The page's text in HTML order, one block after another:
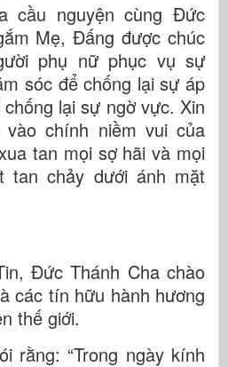
cầu nguyện cùng Đức
Mẹ, Đấng được chúc
phụ nữ phục vụ sự
sóc để chống lại sự áp
lại sự ngờ vực. Xin
chính niềm vui của
tan mọi sợ hãi và mọi
tan chảy dưới ánh mặt
Đức Thánh Cha chào
các tín hữu hành hương
thế giới.
rằng: “Trong ngày kính